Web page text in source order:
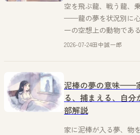
空を飛ぶ龍、戦う龍、
——龍の夢を状況別に
一の空想上の動物であ
ーキタイプ論とどう結
2026-07-24田中誠一郎
泥棒の夢の意味——
る、捕まえる、自
部解説
家に泥棒が入る夢、物